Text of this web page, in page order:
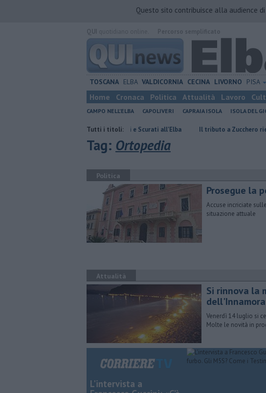
Questo sito contribuisce alla audience di
TOSCANA ELBA VALDICORNIA CECINA LIVORNO PISA
Home Cronaca Politica Attualità Lavoro
CAMPO NELL'ELBA CAPOLIVERI CAPRAIA ISOLA ISOLA DEL
Tutti i titoli:
Premio Strega, Petrocchi e Scurati all'Elba Il tributo a Zucchero riempie la
Tag: Ortopedia
Politica
Prosegue la
Accuse incriciate
situazione attuale
Attualità
Si rinnova la
Venerdì 14 luglio si
Molte le novità in
L'intervista a